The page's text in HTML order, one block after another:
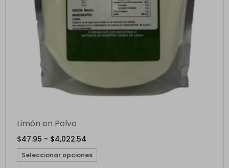
Limón en Polvo
$47.95 - $4,022.54
Seleccionar opciones